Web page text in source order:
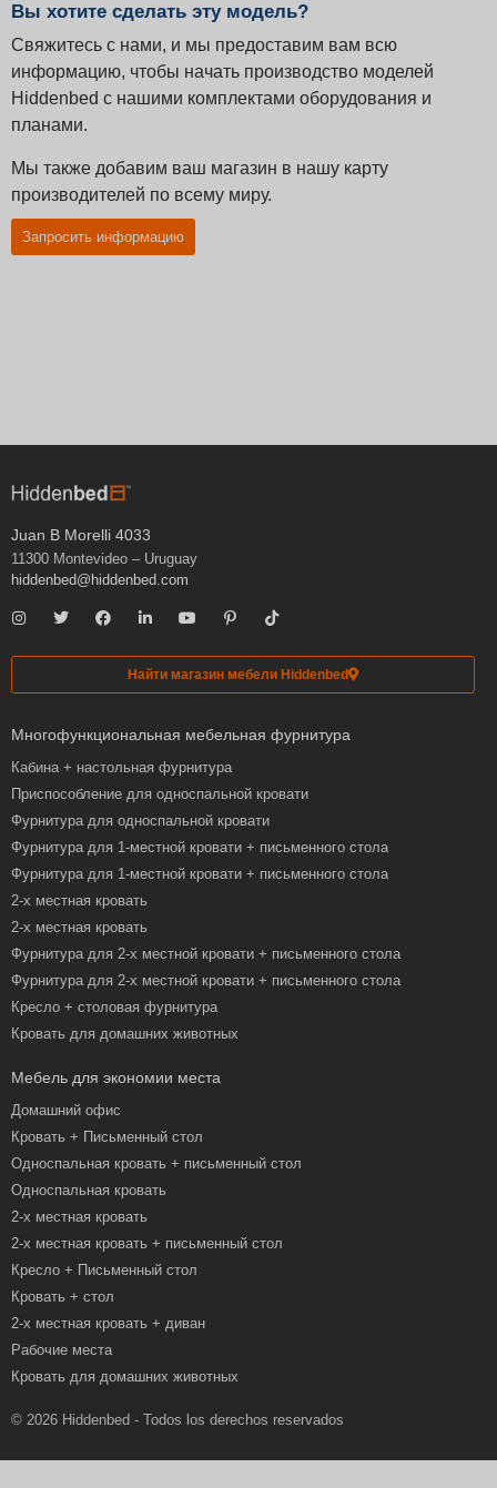
Вы хотите сделать эту модель?
Свяжитесь с нами, и мы предоставим вам всю
информацию, чтобы начать производство моделей
Hiddenbed с нашими комплектами оборудования и
планами.
Мы также добавим ваш магазин в нашу карту
производителей по всему миру.
Запросить информацию
Juan B Morelli 4033
11300 Montevideo – Uruguay
hiddenbed@hiddenbed.com
Найти магазин мебели Hiddenbed
Многофункциональная мебельная фурнитура
Кабина + настольная фурнитура
Приспособление для односпальной кровати
Фурнитура для односпальной кровати
Фурнитура для 1-местной кровати + письменного стола
Фурнитура для 1-местной кровати + письменного стола
2-х местная кровать
2-х местная кровать
Фурнитура для 2-х местной кровати + письменного стола
Фурнитура для 2-х местной кровати + письменного стола
Кресло + столовая фурнитура
Кровать для домашних животных
Мебель для экономии места
Домашний офис
Кровать + Письменный стол
Односпальная кровать + письменный стол
Односпальная кровать
2-х местная кровать
2-х местная кровать + письменный стол
Кресло + Письменный стол
Кровать + стол
2-х местная кровать + диван
Рабочие места
Кровать для домашних животных
© 2026 Hiddenbed - Todos los derechos reservados